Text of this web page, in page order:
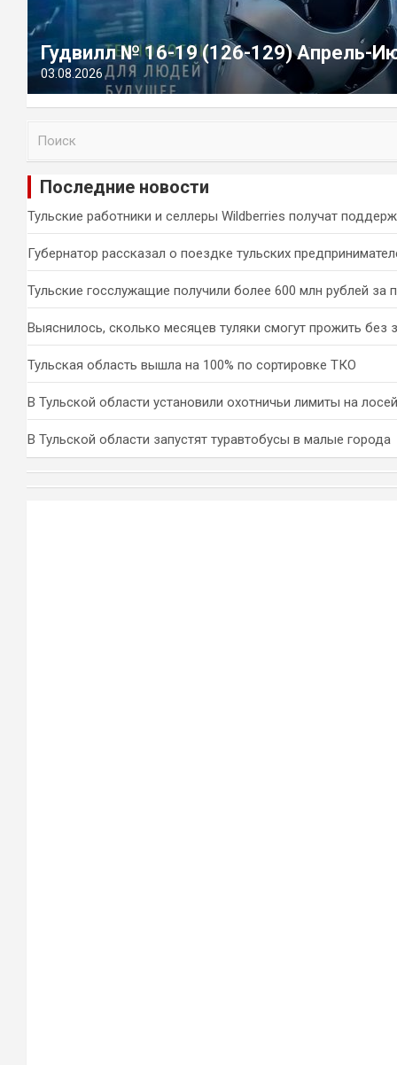
Гудвилл № 16-19 (126-129) Апрель-
03.08.2026
и
Последние новости
Тульские работники и селлеры Wildberries получат
Губернатор рассказал о поездке тульских
Тульские госслужащие получили более 600 млн рублей за
Выяснилось, сколько месяцев туляки смогут прожить без
Тульская область вышла на 100% по сортировке ТКО
В Тульской области установили охотничьи лимиты на
В Тульской области запустят туравтобусы в малые города